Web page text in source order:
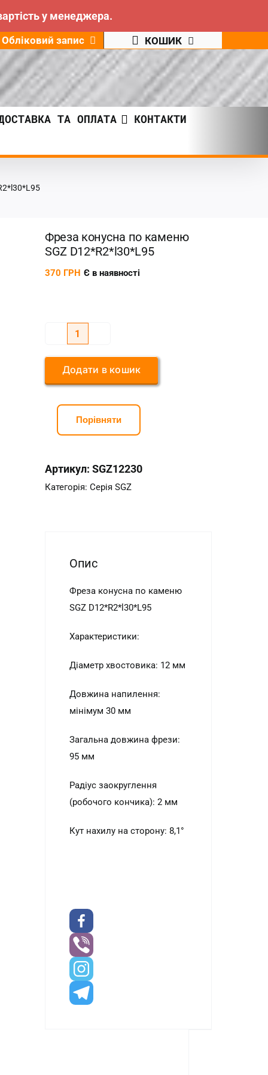
у менеджера.
Обліковий запис КОШИК
ТА ОПЛАТА
КОНТАКТИ
Фреза конусна по каменю
SGZ D12*R2*l30*L95
370 ГРН Є в наявності
конусна
по
SGZ
D12*R2*l30*L95
Додати в кошик
Порівняти
Артикул: SGZ12230
Категорія: Серія SGZ
Опис
Фреза конусна по каменю
SGZ D12*R2*l30*L95
Характеристики:
Діаметр хвостовика: 12 мм
Довжина напилення:
мінімум 30 мм
Загальна довжина фрези:
95 мм
Радіус заокруглення
(робочого кончика): 2 мм
Кут нахилу на сторону: 8,1°